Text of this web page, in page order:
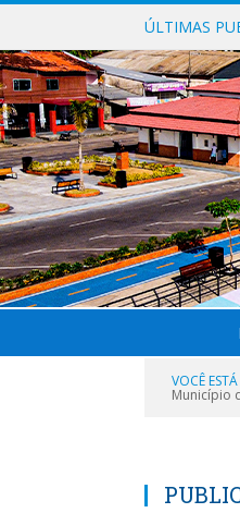
ÚLTIMAS
VOCÊ
Município